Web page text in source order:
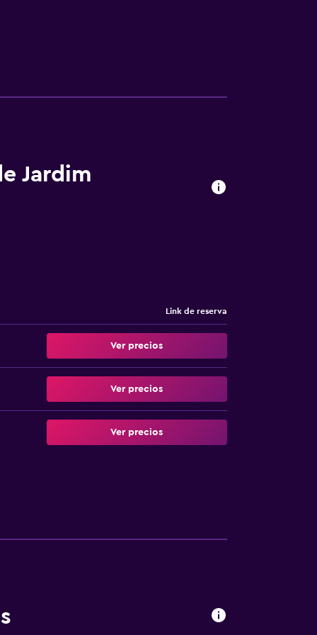
Jardim
Link de reserva
Ver precios
Ver precios
Ver precios